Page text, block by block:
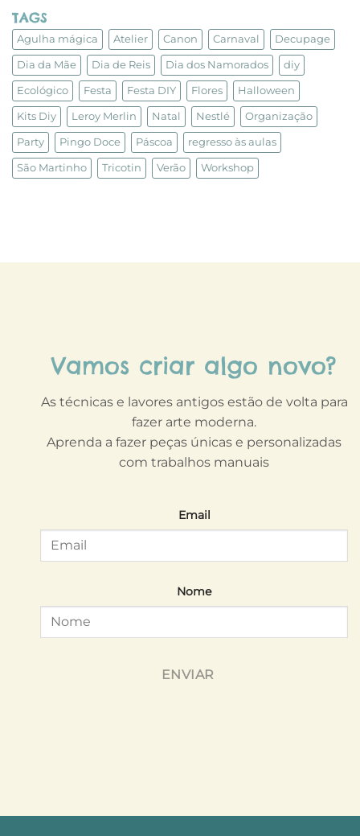
TAGS
Agulha mágica Atelier Canon Carnaval Decupage
Dia da Mãe Dia de Reis Dia dos Namorados diy
Ecológico Festa Festa DIY Flores Halloween
Kits Diy Leroy Merlin Natal Nestlé Organização
Party Pingo Doce Páscoa regresso às aulas
São Martinho Tricotin Verão Workshop
Vamos criar algo novo?
As técnicas e lavores antigos estão de volta para
fazer arte moderna.
Aprenda a fazer peças únicas e personalizadas
com trabalhos manuais
Email
Nome
ENVIAR